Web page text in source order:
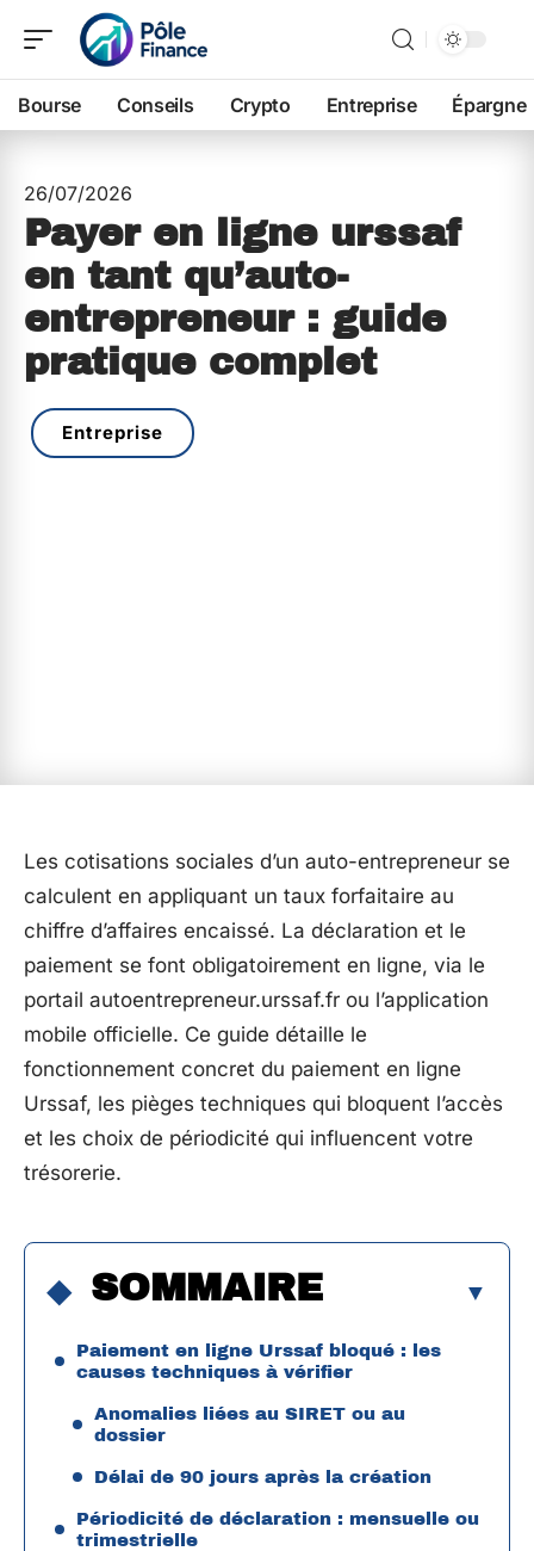
Bourse Conseils Crypto Entreprise Épargne
26/07/2026
Payer en ligne urssaf
en tant qu’auto-
entrepreneur : guide
pratique complet
Entreprise
Les cotisations sociales d’un auto-entrepreneur se
calculent en appliquant un taux forfaitaire au
chiffre d’affaires encaissé. La déclaration et le
paiement se font obligatoirement en ligne, via le
portail autoentrepreneur.urssaf.fr ou l’application
mobile officielle. Ce guide détaille le
fonctionnement concret du paiement en ligne
Urssaf, les pièges techniques qui bloquent l’accès
et les choix de périodicité qui influencent votre
trésorerie.
SOMMAIRE
Paiement en ligne Urssaf bloqué : les
causes techniques à vérifier
Anomalies liées au SIRET ou au
dossier
Délai de 90 jours après la création
Périodicité de déclaration : mensuelle ou
trimestrielle